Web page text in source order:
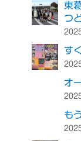
東
つ
す
オ
も